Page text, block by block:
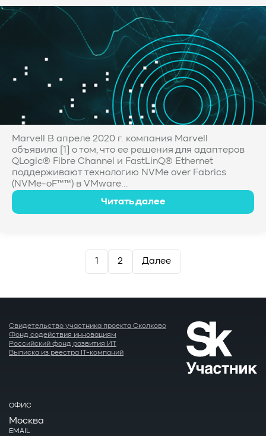
Marvell В апреле 2020 г. компания Marvell
объявила [1] о том, что ее решения для адаптеров
QLogic® Fibre Channel и FastLinQ® Ethernet
поддерживают технологию NVMe over Fabrics
(NVMe-oF™™) в VMware...
Читать далее
1 2 Далее
Свидетельство участника проекта Сколково
Фонд содействия инновациям
Российский фонд развития ИТ
Выписка из реестра IT-компаний
ОФИС
Москва
EMAIL